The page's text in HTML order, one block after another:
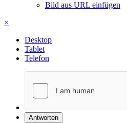
Bild aus URL einfügen
×
Desktop
Tablet
Telefon
Antworten